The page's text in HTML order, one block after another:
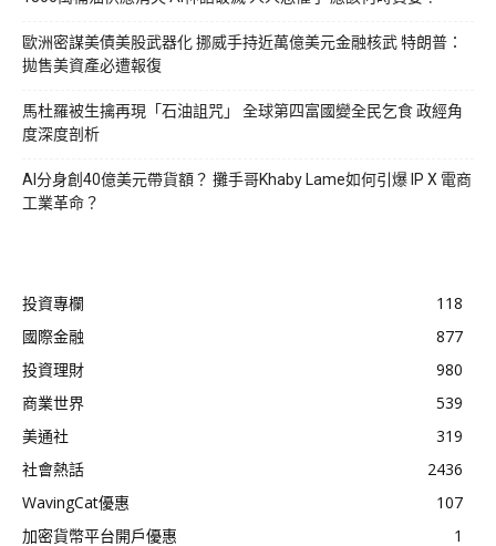
歐洲密謀美債美股武器化 挪威手持近萬億美元金融核武 特朗普：
拋售美資產必遭報復
馬杜羅被生擒再現「石油詛咒」 全球第四富國變全民乞食 政經角
度深度剖析
AI分身創40億美元帶貨額？ 攤手哥Khaby Lame如何引爆 IP X 電商
工業革命？
投資專欄
118
國際金融
877
投資理財
980
商業世界
539
美通社
319
社會熱話
2436
WavingCat優惠
107
加密貨幣平台開戶優惠
1